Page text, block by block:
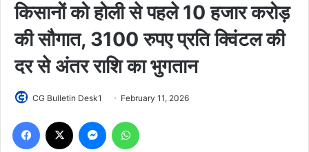
किसानों को होली से पहले 10 हजार करोड़
की सौगात, 3100 रुपए प्रति क्विंटल की
दर से अंतर राशि का भुगतान
CG Bulletin Desk1 February 11, 2026
Facebook Messenger